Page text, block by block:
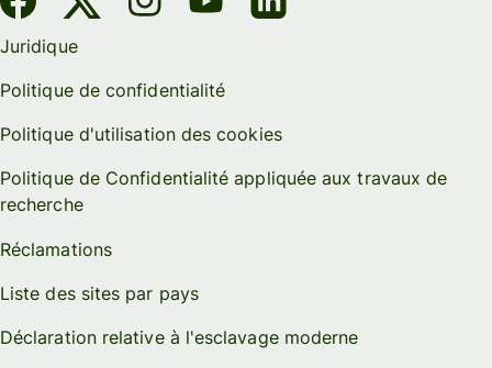
Juridique
Politique de confidentialité
Politique d'utilisation des cookies
Politique de Confidentialité appliquée aux travaux de
recherche
Réclamations
Liste des sites par pays
Déclaration relative à l'esclavage moderne